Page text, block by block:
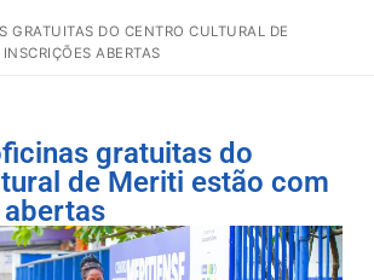
GRATUITAS DO CENTRO CULTURAL DE
ABERTAS
gratuitas do
de Meriti estão com